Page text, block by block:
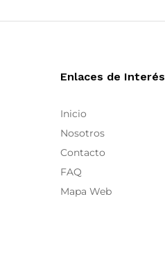
Enlaces de Interés
Inicio
Nosotros
Contacto
FAQ
Mapa Web